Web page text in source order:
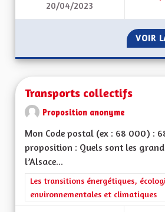
20/04/2023
VOIR
Transports collectifs
Proposition anonyme
Mon Code postal (ex : 68 000) :
proposition : Quels sont les
l’Alsace...
Filtrer les résultats de la catégorie
Les transitions énergétiques,
environnementales et climatiques